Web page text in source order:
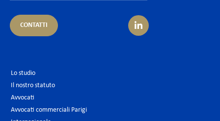
CONTATTI
Lo studio
Il nostro statuto
Avvocati
Avvocati commerciali Parigi